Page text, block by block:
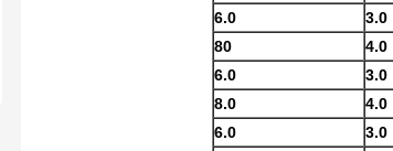
3.0
6.0
4.0
80
3.0
6.0
4.0
8.0
3.0
6.0